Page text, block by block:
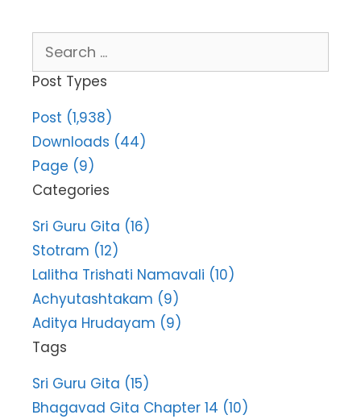
for:
Post Types
Post (1,938)
Downloads (44)
Page (9)
Categories
Sri Guru Gita (16)
Stotram (12)
Lalitha Trishati Namavali (10)
Achyutashtakam (9)
Aditya Hrudayam (9)
Tags
Sri Guru Gita (15)
Bhagavad Gita Chapter 14 (10)